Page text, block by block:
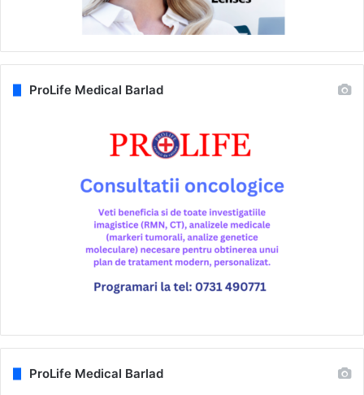
ProLife Medical Barlad
ProLife Medical Barlad